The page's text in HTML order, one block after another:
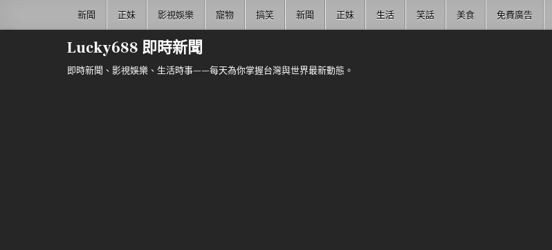
新聞 正妹 影視娛樂 寵物 搞笑 新聞 正妹 生活 笑話 美食 免費廣告
Lucky688 即時新聞
即時新聞、影視娛樂、生活時事——每天為你掌握台灣與世界最新動態。